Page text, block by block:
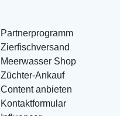
Partnerprogramm
Zierfischversand
Meerwasser Shop
Züchter-Ankauf
Content anbieten
Kontaktformular